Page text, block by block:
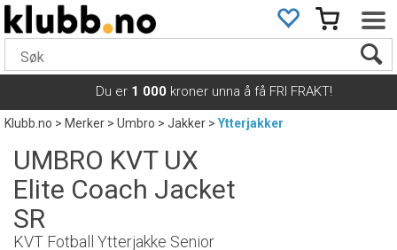
Du er 1 000 kroner unna å få FRI FRAKT!
Klubb.no>Merker>Umbro>Jakker>Ytterjakker
UMBRO KVT UX
Elite Coach Jacket
SR
KVT Fotball Ytterjakke Senior